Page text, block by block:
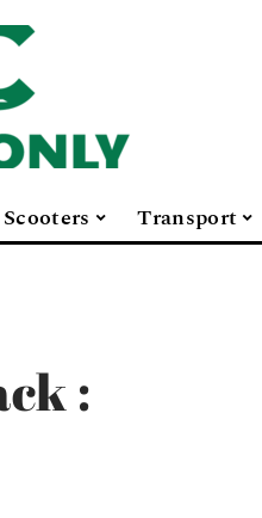
Scooters Transport
: